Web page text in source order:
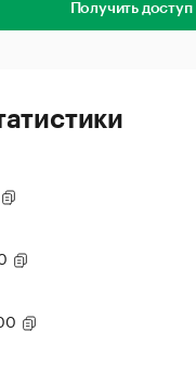
Получить доступ